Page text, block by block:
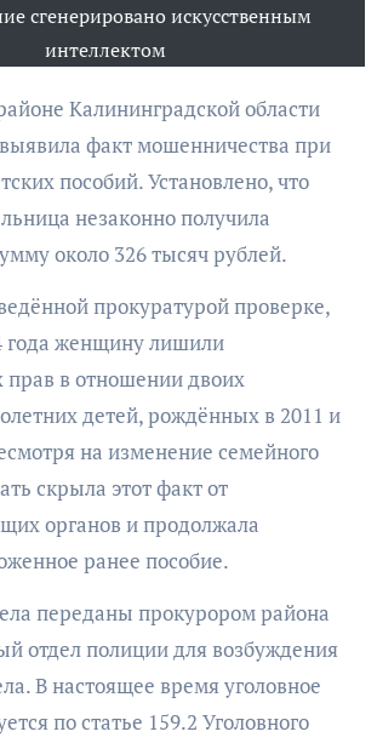
сгенерировано искусственным
интеллектом
факт мошенничества при
пособий. Установлено, что
незаконно получила
около 326 тысяч рублей.
прокуратурой проверке,
года женщину лишили
прав в отношении двоих
детей, рождённых в 2011 и
на изменение семейного
скрыла этот факт от
органов и продолжала
ранее пособие.
переданы прокурором района
отдел полиции для возбуждения
В настоящее время уголовное
по статье 159.2 Уголовного